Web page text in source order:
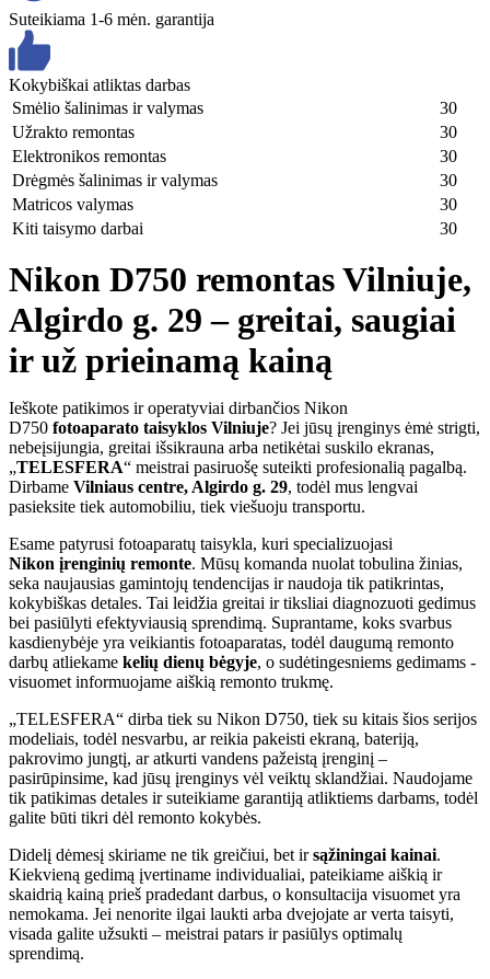
Suteikiama 1-6 mėn. garantija
Kokybiškai atliktas darbas
Smėlio šalinimas ir valymas
30
Užrakto remontas
30
Elektronikos remontas
30
Drėgmės šalinimas ir valymas
30
Matricos valymas
30
Kiti taisymo darbai
30
Nikon D750 remontas Vilniuje,
Algirdo g. 29 – greitai, saugiai
ir už prieinamą kainą
Ieškote patikimos ir operatyviai dirbančios Nikon
D750 fotoaparato taisyklos Vilniuje? Jei jūsų įrenginys ėmė strigti,
nebeįsijungia, greitai išsikrauna arba netikėtai suskilo ekranas,
„TELESFERA“ meistrai pasiruošę suteikti profesionalią pagalbą.
Dirbame Vilniaus centre, Algirdo g. 29, todėl mus lengvai
pasieksite tiek automobiliu, tiek viešuoju transportu.
Esame patyrusi fotoaparatų taisykla, kuri specializuojasi
Nikon įrenginių remonte. Mūsų komanda nuolat tobulina žinias,
seka naujausias gamintojų tendencijas ir naudoja tik patikrintas,
kokybiškas detales. Tai leidžia greitai ir tiksliai diagnozuoti gedimus
bei pasiūlyti efektyviausią sprendimą. Suprantame, koks svarbus
kasdienybėje yra veikiantis fotoaparatas, todėl daugumą remonto
darbų atliekame kelių dienų bėgyje, o sudėtingesniems gedimams -
visuomet informuojame aiškią remonto trukmę.
„TELESFERA“ dirba tiek su Nikon D750, tiek su kitais šios serijos
modeliais, todėl nesvarbu, ar reikia pakeisti ekraną, bateriją,
pakrovimo jungtį, ar atkurti vandens pažeistą įrenginį –
pasirūpinsime, kad jūsų įrenginys vėl veiktų sklandžiai. Naudojame
tik patikimas detales ir suteikiame garantiją atliktiems darbams, todėl
galite būti tikri dėl remonto kokybės.
Didelį dėmesį skiriame ne tik greičiui, bet irsąžiningai kainai.
Kiekvieną gedimą įvertiname individualiai, pateikiame aiškią ir
skaidrią kainą prieš pradedant darbus, o konsultacija visuomet yra
nemokama. Jei nenorite ilgai laukti arba dvejojate ar verta taisyti,
visada galite užsukti – meistrai patars ir pasiūlys optimalų
sprendimą.